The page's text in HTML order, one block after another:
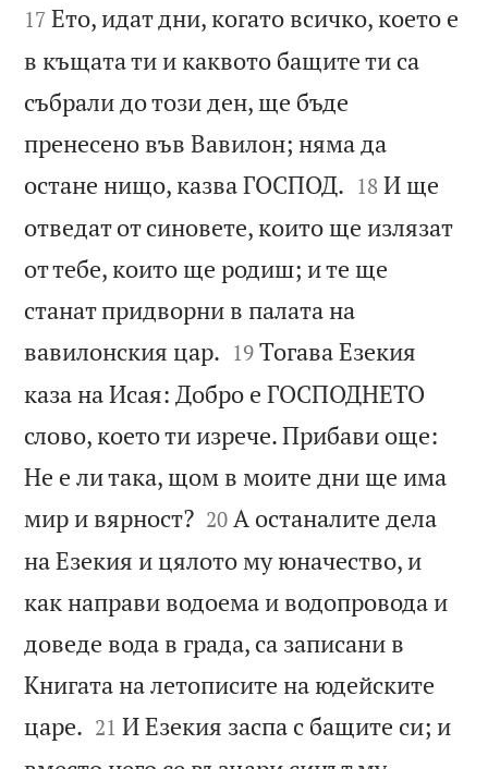
17 Ето, идат дни, когато всичко, което е
в къщата ти и каквото бащите ти са
събрали до този ден, ще бъде
пренесено във Вавилон; няма да
остане нищо, казва ГОСПОД. 

18 И ще
отведат от синовете, които ще излязат
от тебе, които ще родиш; и те ще
станат придворни в палата на
вавилонския цар. 

19 Тогава Езекия
каза на Исая: Добро е ГОСПОДНЕТО
слово, което ти изрече. Прибави още:
Не е ли така, щом в моите дни ще има
мир и вярност?
20 А останалите дела
на Езекия и цялото му юначество, и
как направи водоема и водопровода и
доведе вода в града, са записани в
Книгата на летописите на юдейските
царе. 

21 И Езекия заспа с бащите си; и